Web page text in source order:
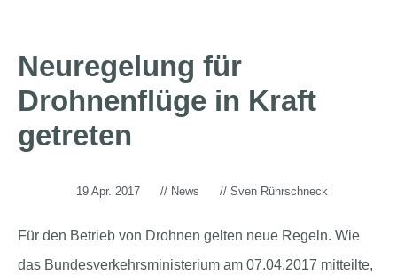
Neuregelung für
Drohnenflüge in Kraft
getreten
19 Apr. 2017 // News // Sven Rührschneck
Für den Betrieb von Drohnen gelten neue Regeln. Wie
das Bundesverkehrsministerium am 07.04.2017 mitteilte,